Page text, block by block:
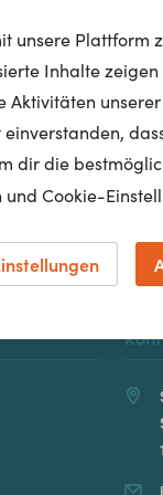
Homepage
unsere Plattform
Inhalte
dir die
Cookie-